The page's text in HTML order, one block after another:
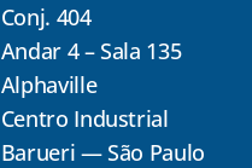
Conj. 404
Andar 4 – Sala 135
Alphaville
Centro Industrial
Barueri — São Paulo